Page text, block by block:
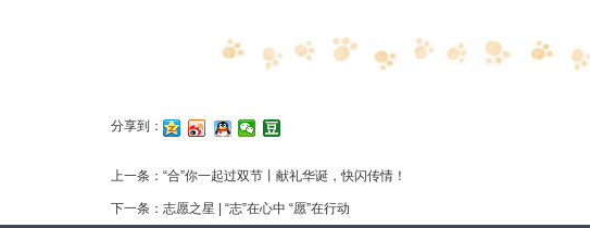
分享到：
上一条： “合”你一起过双节丨献礼华诞，快闪传情！
下一条： 志愿之星 | “志”在心中 “愿”在行动